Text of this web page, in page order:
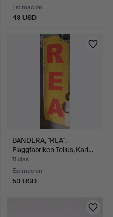
Estimación
43 USD
BANDERA, "REA",
Flaggfabriken Tellus, Karl…
11 días
Estimación
53 USD